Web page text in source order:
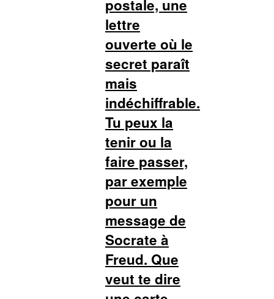
postale, une
lettre
ouverte où le
secret paraît
mais
indéchiffrable.
Tu peux la
tenir ou la
faire passer,
par exemple
pour un
message de
Socrate à
Freud. Que
veut te dire